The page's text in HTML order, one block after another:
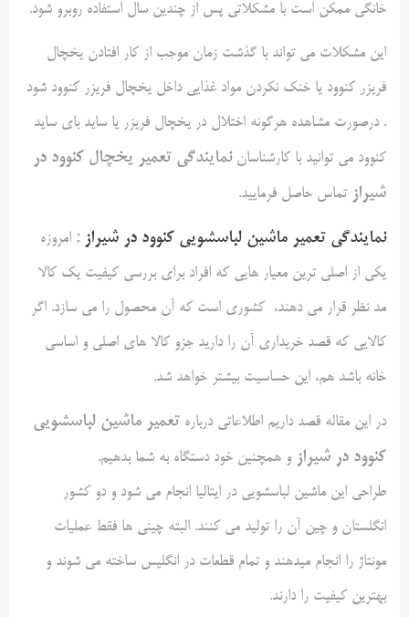
خانگی ممکن است با مشکلاتی پس از چندین سال استفاده روبرو شود.
این مشکلات می تواند با گذشت زمان موجب از کار افتادن یخچال
فریزر کنوود یا خنک نکردن مواد غذایی داخل یخچال فریزر کنوود شود
. درصورت مشاهده هرگونه اختلال در یخچال فریزر یا ساید بای ساید
کنوود می توانید با کارشناساننمایندگی تعمیر یخچال کنوود در
شیراز تماس حاصل فرمایید.
نمایندگی تعمیر ماشین لباسشویی کنوود در شیراز : امروزه
یکی از اصلی ترین معیار هایی که افراد برای بررسی کیفیت یک کالا
مد نظر قرار می دهند، کشوری است که آن محصول را می سازد. اگر
کالایی که قصد خریداری آن را دارید جزو کالا های اصلی و اساسی
خانه باشد هم، این حساسیت بیشتر خواهد شد.
در این مقاله قصد داریم اطلاعاتی درباره تعمیر ماشین لباسشویی
کنوود در شیراز و همچنین خود دستگاه به شما بدهیم.
طراحی این ماشین لباسشویی در ایتالیا انجام می شود و دو کشور
انگلستان و چین آن را تولید می کنند. البته چینی ها فقط عملیات
مونتاژ را انجام میدهند و تمام قطعات در انگلیس ساخته می شوند و
بهترین کیفیت را دارند.